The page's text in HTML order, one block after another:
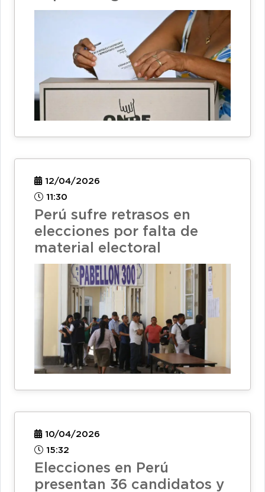
12/04/2026
11:30
Perú sufre retrasos en
elecciones por falta de
material electoral
10/04/2026
15:32
Elecciones en Perú
presentan 36 candidatos y